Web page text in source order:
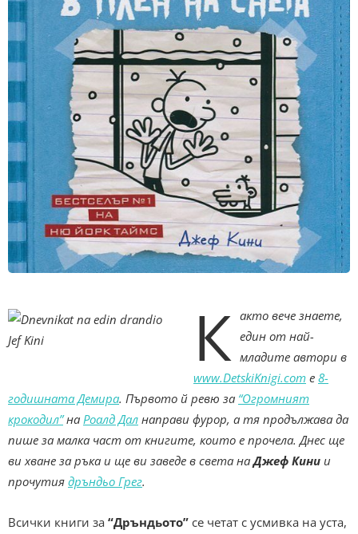
К акто вече знаете,
един от най-
младите автори в
www.DetskiKnigi.com е 8-
годишната Демира. Първото й ревю за “Огромният
крокодил”на Роалд Дал направи фурор, а тя продължава да
пише за малка част от книгите, които е прочела. Днес ще
ви хване за ръка и ще ви заведе в света наДжеф Кини и
прочутия дръндьо Грег.
Всички книги за “Дръндьото” се четат с усмивка на уста,